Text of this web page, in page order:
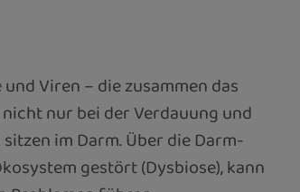
Viren – die zusammen das
nur bei der Verdauung und
im Darm. Über die Darm-
gestört (Dysbiose), kann